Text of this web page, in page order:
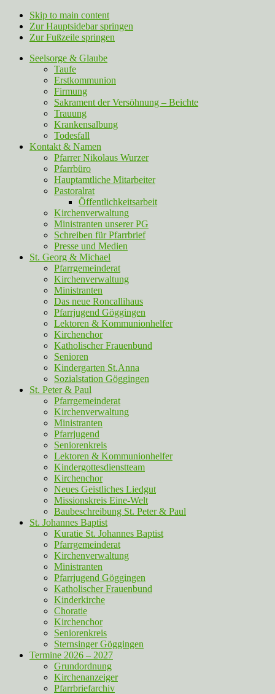
Skip to main content
Zur Hauptsidebar springen
Zur Fußzeile springen
Seelsorge & Glaube
Taufe
Erstkommunion
Firmung
Sakrament der Versöhnung – Beichte
Trauung
Krankensalbung
Todesfall
Kontakt & Namen
Pfarrer Nikolaus Wurzer
Pfarrbüro
Hauptamtliche Mitarbeiter
Pastoralrat
Öffentlichkeitsarbeit
Kirchenverwaltung
Ministranten unserer PG
Schreiben für Pfarrbrief
Presse und Medien
St. Georg & Michael
Pfarrgemeinderat
Kirchenverwaltung
Ministranten
Das neue Roncallihaus
Pfarrjugend Göggingen
Lektoren & Kommunionhelfer
Kirchenchor
Katholischer Frauenbund
Senioren
Kindergarten St.Anna
Sozialstation Göggingen
St. Peter & Paul
Pfarrgemeinderat
Kirchenverwaltung
Ministranten
Pfarrjugend
Seniorenkreis
Lektoren & Kommunionhelfer
Kindergottesdienstteam
Kirchenchor
Neues Geistliches Liedgut
Missionskreis Eine-Welt
Baubeschreibung St. Peter & Paul
St. Johannes Baptist
Kuratie St. Johannes Baptist
Pfarrgemeinderat
Kirchenverwaltung
Ministranten
Pfarrjugend Göggingen
Katholischer Frauenbund
Kinderkirche
Choratie
Kirchenchor
Seniorenkreis
Sternsinger Göggingen
Termine 2026 – 2027
Grundordnung
Kirchenanzeiger
Pfarrbriefarchiv